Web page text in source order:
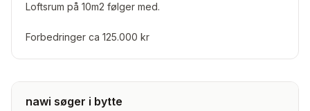
Loftsrum på 10m2 følger med.
Forbedringer ca 125.000 kr
nawi søger i bytte